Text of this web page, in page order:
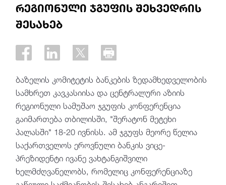
რეგიონული ჯგუფის შეხვედრის
შესახებ
ბაზელის კომიტეტის ბანკების ზედამხედველობის
სამხრეთ კავკასიისა და ცენტრალური აზიის
რეგიონული სამუშაო ჯგუფის კონფერენცია
გაიმართება თბილისში, "შერატონ მეტეხი
პალასში" 18-20 ივნისს. ამ ჯგუფს მეორე წელია
საქართველოს ეროვნული ბანკის ვიცე-
პრეზიდენტი ივანე ვახტანგიშვილი
ხელმძღვანელობს, რომელიც კონფერენციაზე